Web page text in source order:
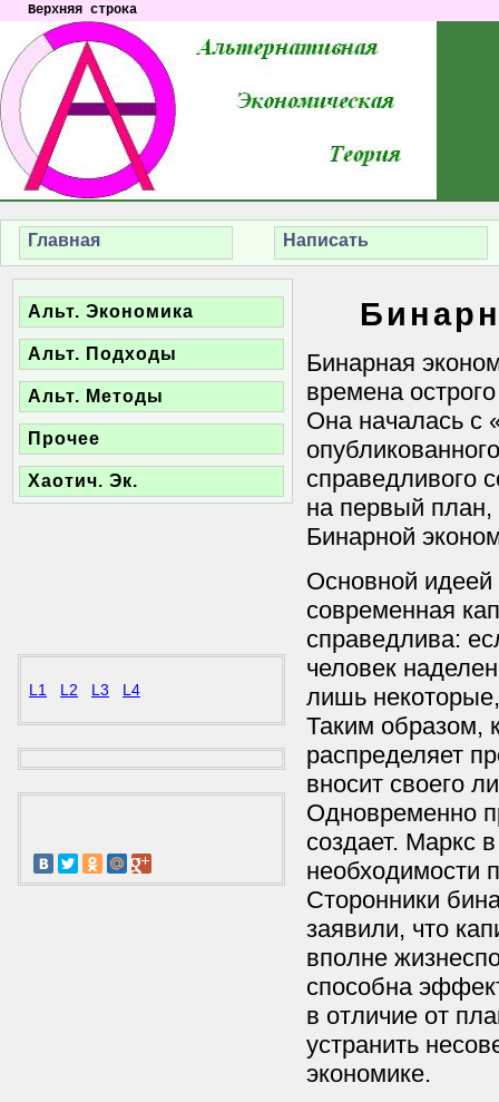
Верхняя строка
Главная Написать
Альт. Экономика
Альт. Подходы
Альт. Методы
Прочее
Хаотич. Эк.
L1 L2 L3 L4
Бинарная
времена
Она началась с
справедливого
на первый
Бинарной
Основной идеей
современная
справедлива:
человек
лишь некоторые,
Таким образом,
распределяет
вносит своего
Одновременно
создает. Маркс
необходимости
Сторонники
заявили, что
вполне
способна
в отличие от
устранить
экономике.